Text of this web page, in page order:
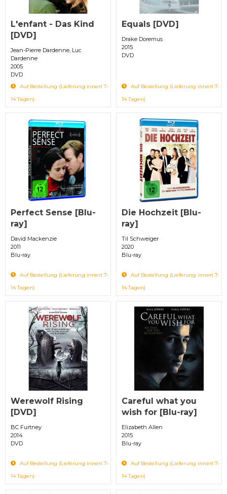
L'enfant - Das Kind
[DVD]
Jean-Pierre Dardenne, Luc
Dardenne
2005
DVD
Auf Bestellung (Lieferung innert 7-
14 Tagen)
Equals [DVD]
Drake Doremus
2015
DVD
Auf Bestellung (Lieferung innert 7-
14 Tagen)
Perfect Sense [Blu-
ray]
David Mackenzie
2011
Blu-ray
Auf Bestellung (Lieferung innert 7-
14 Tagen)
Die Hochzeit [Blu-
ray]
Til Schweiger
2020
Blu-ray
Auf Bestellung (Lieferung innert 7-
14 Tagen)
Werewolf Rising
[DVD]
BC Furtney
2014
DVD
Auf Bestellung (Lieferung innert 7-
14 Tagen)
Careful what you
wish for [Blu-ray]
Elizabeth Allen
2015
Blu-ray
Auf Bestellung (Lieferung innert 7-
14 Tagen)